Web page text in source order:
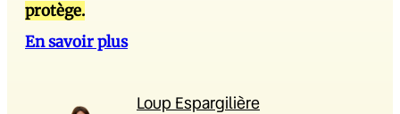
protège.
En savoir plus
Loup Espargilière